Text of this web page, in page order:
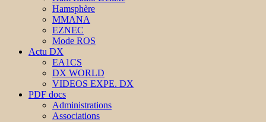
Hamsphère
MMANA
EZNEC
Mode ROS
Actu DX
EA1CS
DX WORLD
VIDEOS EXPE. DX
PDF docs
Administrations
Associations